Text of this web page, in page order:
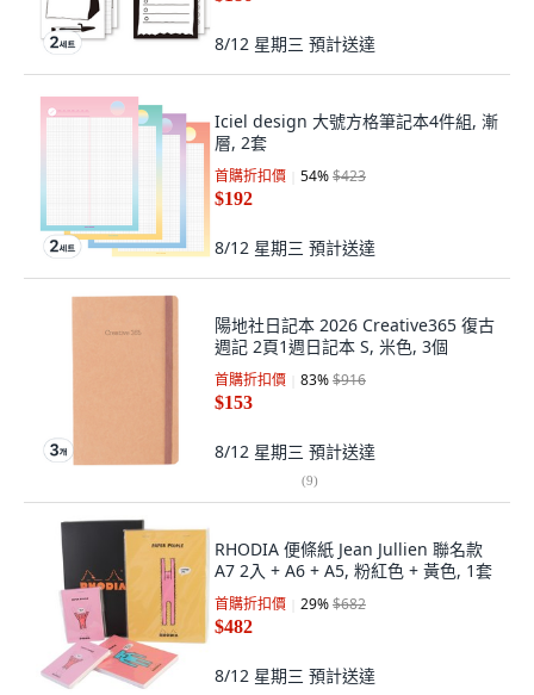
8/12 星期三 預計送達
Iciel design 大號方格筆記本4件組, 漸
層, 2套
首購折扣價 54%$423
$192
8/12 星期三 預計送達
陽地社日記本 2026 Creative365 復古
週記 2頁1週日記本 S, 米色, 3個
首購折扣價 83%$916
$153
8/12 星期三 預計送達
(9)
RHODIA 便條紙 Jean Jullien 聯名款
A7 2入 + A6 + A5, 粉紅色 + 黃色, 1套
首購折扣價 29%$682
$482
8/12 星期三 預計送達